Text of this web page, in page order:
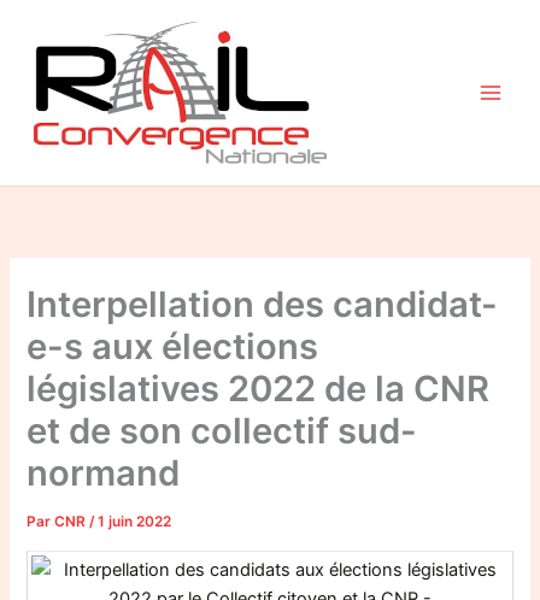
contenu
Interpellation des candidat-
e-s aux élections
législatives 2022 de la CNR
et de son collectif sud-
normand
ParCNR/1 juin 2022